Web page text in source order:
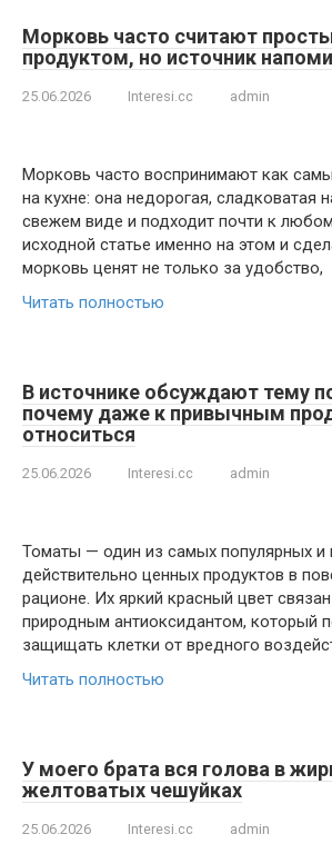
Морковь часто считают
продуктом, но источник
25.06.2026 Interesi.cc admin
Морковь часто воспринимают как
на кухне: она недорогая, сладковатая
свежем виде и подходит почти к
исходной статье именно на этом и
морковь ценят не только за удобство,
Читать полностью
В источнике обсуждают тему
почему даже к привычным
относиться
25.06.2026 Interesi.cc admin
Томаты — один из самых популярных и
действительно ценных продуктов в
рационе. Их яркий красный цвет
природным антиоксидантом, который
защищать клетки от вредного
Читать полностью
У моего брата вся голова в
желтоватых чешуйках
25.06.2026 Interesi.cc admin